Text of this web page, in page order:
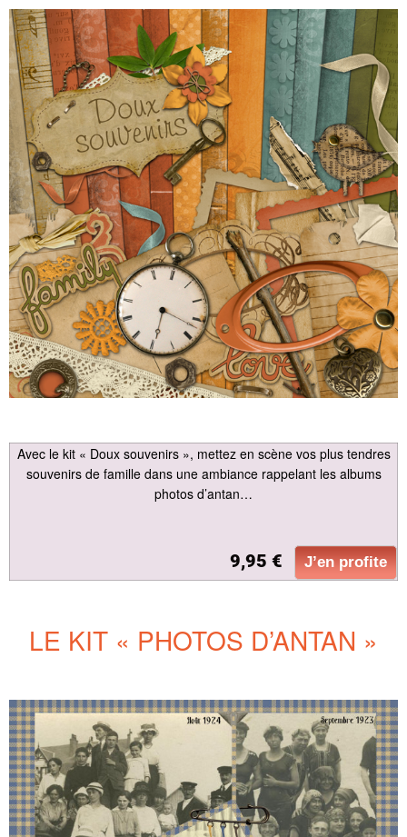
Avec le kit « Doux souvenirs », mettez en scène vos plus tendres
souvenirs de famille dans une ambiance rappelant les albums
photos d’antan…
9,95 € J’en profite
LE KIT « PHOTOS D’ANTAN »